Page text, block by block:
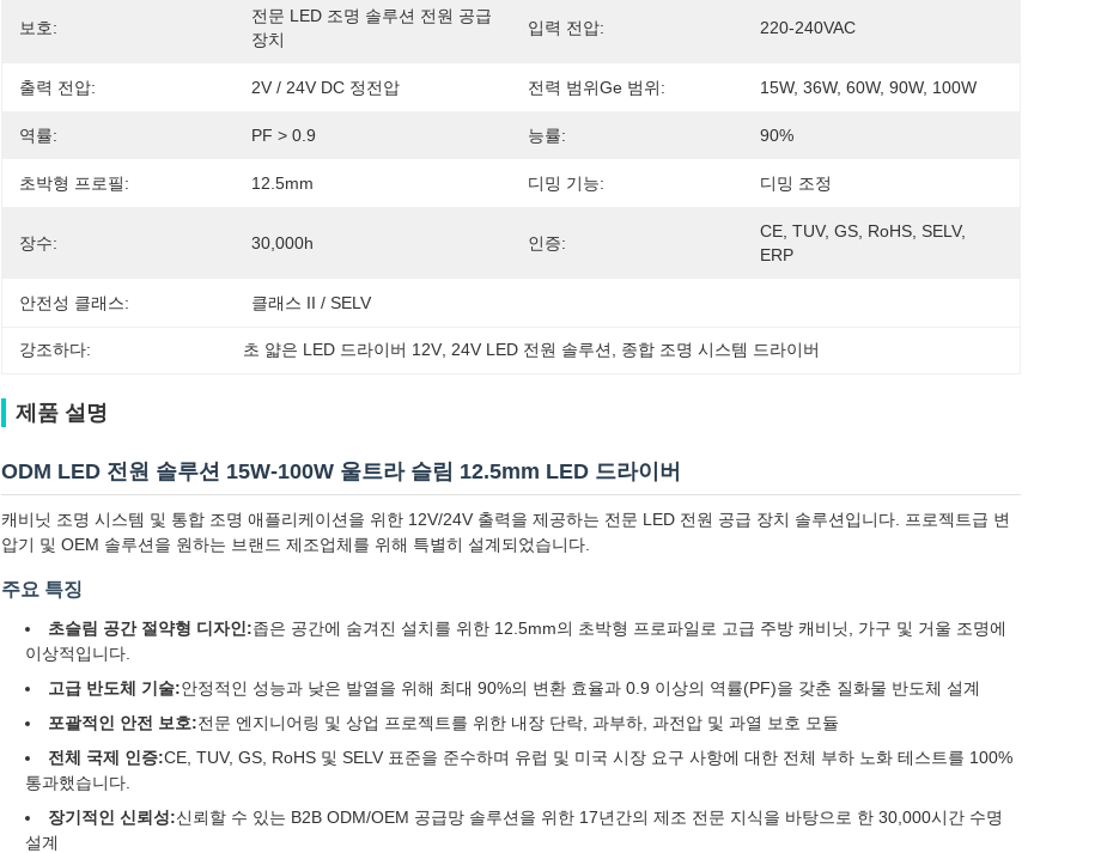
보호:
전문 LED 조명 솔루션 전원 공급
장치
입력 전압: 220-240VAC
출력 전압: 2V / 24V DC 정전압 전력 범위ge 범위: 15W, 36W, 60W, 90W, 100W
역률: PF > 0.9 능률: 90%
초박형 프로필: 12.5mm 디밍 기능: 디밍 조정
장수: 30,000h 인증:
CE, TUV, GS, RoHS, SELV,
ERP
안전성 클래스: 클래스 II / SELV
강조하다: 초 얇은 LED 드라이버 12V 24V LED 전원 솔루션 종합 조명 시스템 드라이버
제품 설명
ODM LED 전원 솔루션 15W-100W 울트라 슬림 12.5mm LED 드라이버
캐비닛 조명 시스템 및 통합 조명 애플리케이션을 위한 12V/24V 출력을 제공하는 전문 LED 전원 공급 장치 솔루션입니다. 프로젝트급 변
압기 및 OEM 솔루션을 원하는 브랜드 제조업체를 위해 특별히 설계되었습니다.
주요 특징
초슬림 공간 절약형 디자인:좁은 공간에 숨겨진 설치를 위한 12.5mm의 초박형 프로파일로 고급 주방 캐비닛, 가구 및 거울 조명에
이상적입니다.
고급 반도체 기술:안정적인 성능과 낮은 발열을 위해 최대 90%의 변환 효율과 0.9 이상의 역률(PF)을 갖춘 질화물 반도체 설계
포괄적인 안전 보호:전문 엔지니어링 및 상업 프로젝트를 위한 내장 단락, 과부하, 과전압 및 과열 보호 모듈
전체 국제 인증:CE, TUV, GS, RoHS 및 SELV 표준을 준수하며 유럽 및 미국 시장 요구 사항에 대한 전체 부하 노화 테스트를 100%
통과했습니다.
장기적인 신뢰성:신뢰할 수 있는 B2B ODM/OEM 공급망 솔루션을 위한 17년간의 제조 전문 지식을 바탕으로 한 30,000시간 수명
설계